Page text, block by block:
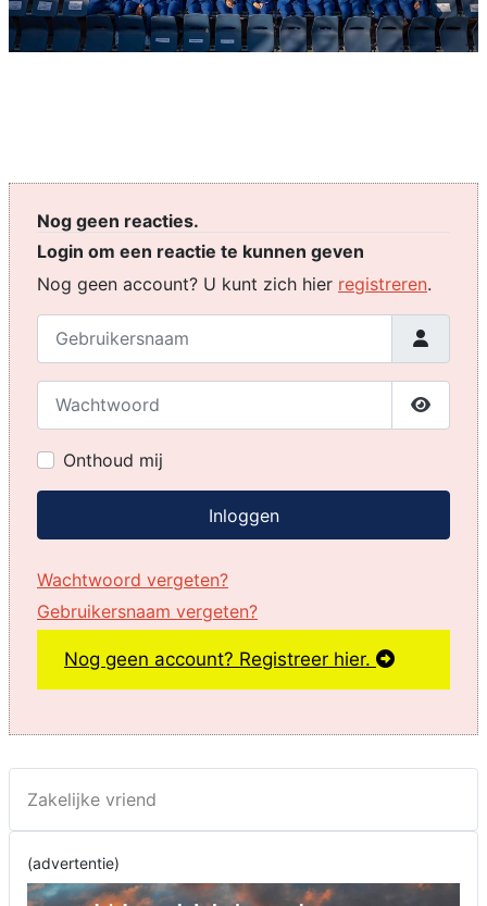
Nog geen reacties.
Login om een reactie te kunnen geven
Nog geen account? U kunt zich hier registreren.
Toon
Onthoud mij
Inloggen
Wachtwoord vergeten?
Gebruikersnaam vergeten?
Nog geen account? Registreer hier.
Zakelijke vriend
(advertentie)